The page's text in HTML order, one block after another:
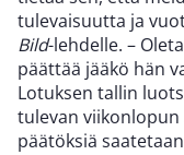
tulevaisuutta ja
Bild-lehdelle. –
päättää jääkö hän
Lotuksen tallin
tulevan viikonlopun
päätöksiä